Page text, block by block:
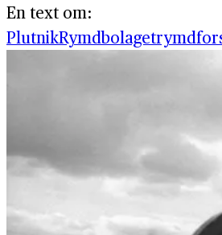
En text om:
PlutnikRymdbolaget